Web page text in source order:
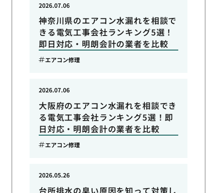
神奈川県のエアコン水漏れを相談で
きる電気工事会社ランキング5選！
即日対応・明朗会計の業者を比較
2026.07.06
エアコン修理
大阪府のエアコン水漏れを相談でき
る電気工事会社ランキング5選！即
日対応・明朗会計の業者を比較
2026.07.06
エアコン修理
台所排水の臭い原因を知って対策し
2026.05.26